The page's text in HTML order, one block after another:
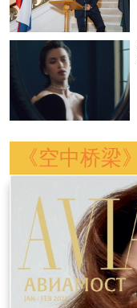
《空中桥梁》